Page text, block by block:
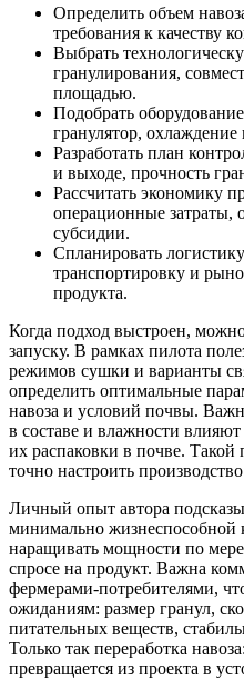
Определить объем
требования к качеству
Выбрать
гранулирования,
площадью.
Подобрать
гранулятор,
Разработать план
и выходе, прочность
Рассчитать экономику
операционные затраты,
субсидии.
Спланировать
транспортировку и
продукта.
Когда подход выстроен,
запуску. В рамках пилота
режимов сушки и варианты
определить оптимальные
навоза и условий почвы.
в составе и влажности
их распаковки в почве. Такой
точно настроить
Личный опыт автора
минимально жизнеспособной
наращивать мощности по
спросе на продукт. Важна
фермерами-потребителями,
ожиданиям: размер гранул,
питательных веществ,
Только так переработка
превращается из проекта в